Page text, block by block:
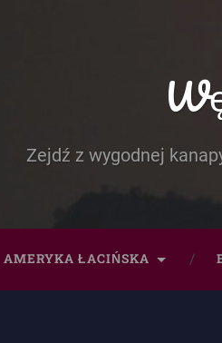
Zejdź z wygodnej
AMERYKA ŁACIŃSKA